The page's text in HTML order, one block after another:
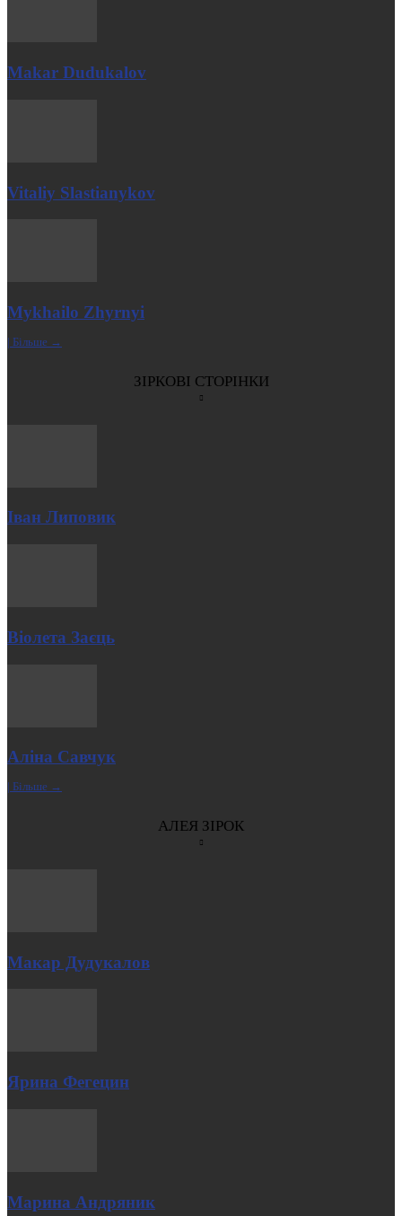
Makar Dudukalov
Vitaliy Slastianykov
Mykhailo Zhyrnyi
| Більше →
ЗІРКОВІ СТОРІНКИ
Іван Липовик
Віолета Заєць
Аліна Савчук
| Більше →
АЛЕЯ ЗІРОК
Макар Дудукалов
Ярина Фегецин
Марина Андряник